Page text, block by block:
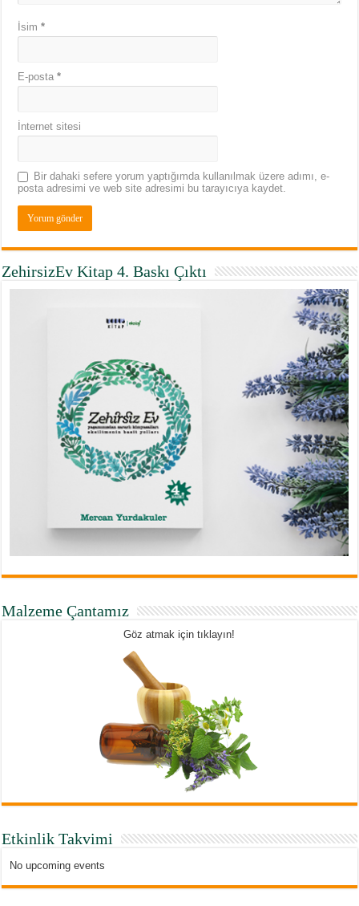
İsim*
E-posta*
İnternet sitesi
Bir dahaki sefere yorum yaptığımda kullanılmak üzere adımı, e-
posta adresimi ve web site adresimi bu tarayıcıya kaydet.
ZehirsizEv Kitap 4. Baskı Çıktı
Malzeme Çantamız
Göz atmak için tıklayın!
Etkinlik Takvimi
No upcoming events